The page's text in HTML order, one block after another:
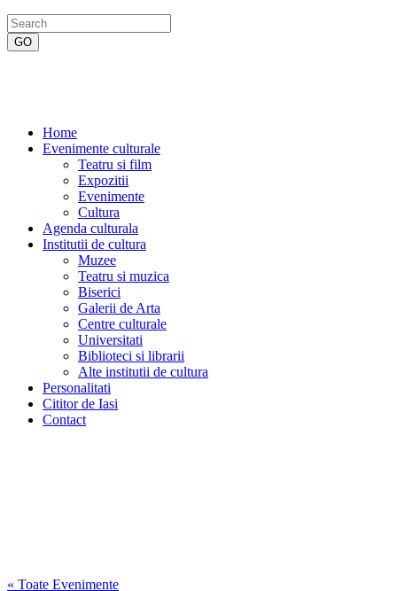
Home
Evenimente culturale
Teatru si film
Expozitii
Evenimente
Cultura
Agenda culturala
Institutii de cultura
Muzee
Teatru si muzica
Biserici
Galerii de Arta
Centre culturale
Universitati
Biblioteci si librarii
Alte institutii de cultura
Personalitati
Cititor de Iasi
Contact
« Toate Evenimente